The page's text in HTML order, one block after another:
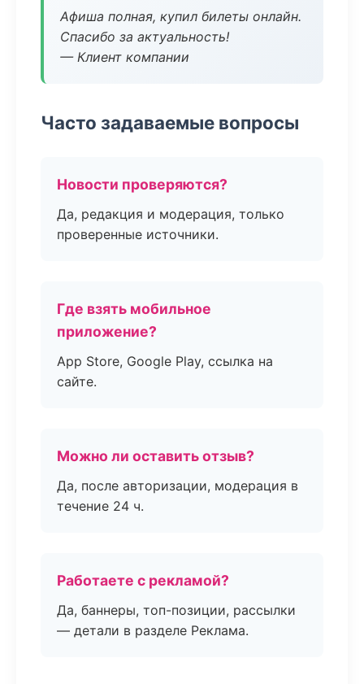
Афиша полная, купил билеты онлайн.
Спасибо за актуальность!
— Клиент компании
Часто задаваемые вопросы
Новости проверяются?
Да, редакция и модерация, только
проверенные источники.
Где взять мобильное
приложение?
App Store, Google Play, ссылка на
сайте.
Можно ли оставить отзыв?
Да, после авторизации, модерация в
течение 24 ч.
Работаете с рекламой?
Да, баннеры, топ-позиции, рассылки
— детали в разделе Реклама.